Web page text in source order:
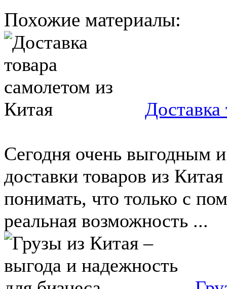
Похожие материалы:
Доставка
Сегодня очень выгодным
доставки товаров из
понимать, что только с
реальная возможность ...